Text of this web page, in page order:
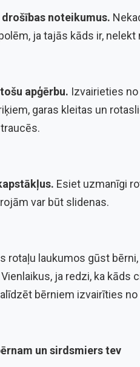
noteikumus.
ja tajās kāds ir,
apģērbu. Izvairieties
garas kleitas un
Esiet uzmanīgi
var būt slidenas.
rotaļu laukumos gūst
ja redzi, ka kāds
bērniem izvairīties
un sirdsmiers tev